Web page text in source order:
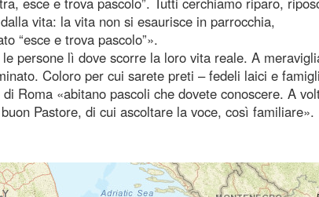
vita: la vita non si esaurisce in parrocchia,
“esce e trova pascolo”».
persone lì dove scorre la loro vita reale. A
Coloro per cui sarete preti – fedeli laici e
Roma «abitano pascoli che dovete conoscere. A
Pastore, di cui ascoltare la voce, così familiare».